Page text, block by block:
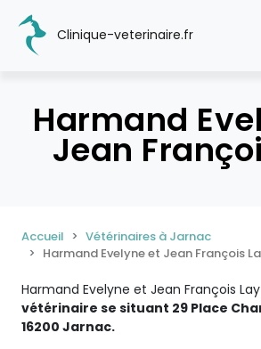
Clinique-veterinaire.fr
Harmand
Jean
Accueil
Vétérinaires à Jarnac
Harmand Evelyne et Jean François
Harmand Evelyne et Jean François
vétérinaire se situant 29 Place
16200 Jarnac.